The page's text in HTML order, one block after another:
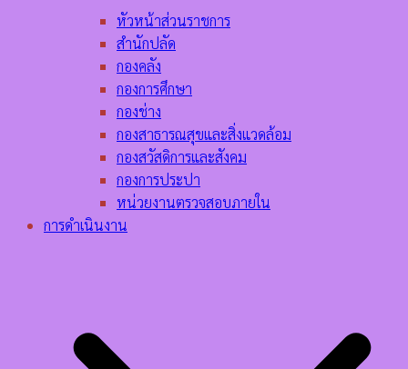
หัวหน้าส่วนราชการ
สำนักปลัด
กองคลัง
กองการศึกษา
กองช่าง
กองสาธารณสุขและสิ่งแวดล้อม
กองสวัสดิการและสังคม
กองการประปา
หน่วยงานตรวจสอบภายใน
การดำเนินงาน